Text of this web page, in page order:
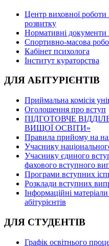
Центр виховної роботи
розвитку
Нормативні документи
Спортивно-масова
Кабінет психолога
Інститут кураторства
ДЛЯ АБІТУРІЄНТІВ
Приймальна комісія
Оголошення про вступ
ПІДГОТОВЧЕ
ВИЩОЇ ОСВІТИ»
Правила прийому на
Учаснику
Учаснику єдиного
фахового вступного
Програми вступних
Розклади вступних
Інформаційні
абітурієнтів
ДЛЯ СТУДЕНТІВ
Графік освітнього